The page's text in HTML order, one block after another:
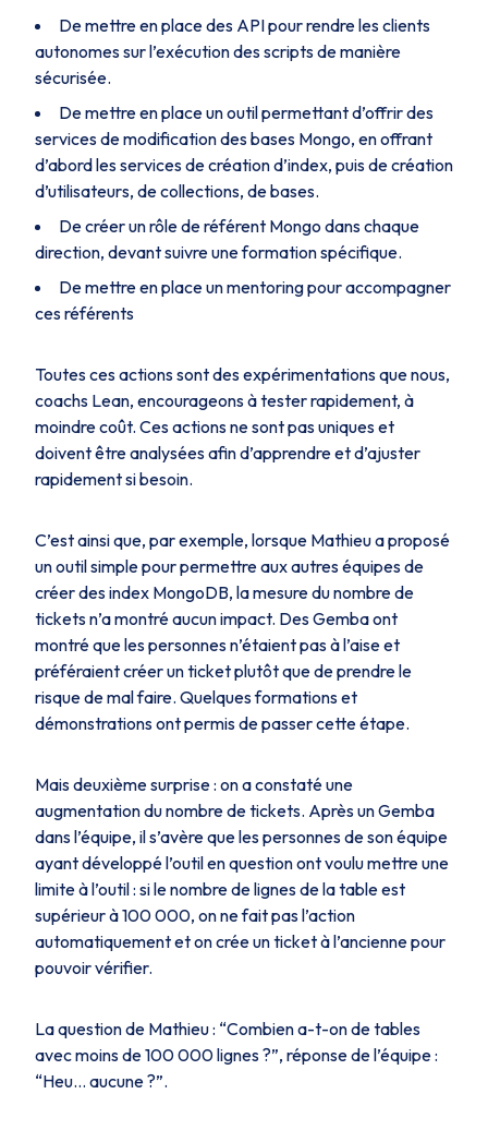
De mettre en place des API pour rendre les clients
autonomes sur l’exécution des scripts de manière
sécurisée.
De mettre en place un outil permettant d’offrir des
services de modification des bases Mongo, en offrant
d’abord les services de création d’index, puis de création
d’utilisateurs, de collections, de bases.
De créer un rôle de référent Mongo dans chaque
direction, devant suivre une formation spécifique.
De mettre en place un mentoring pour accompagner
ces référents
Toutes ces actions sont des expérimentations que nous,
coachs Lean, encourageons à tester rapidement, à
moindre coût. Ces actions ne sont pas uniques et
doivent être analysées afin d’apprendre et d’ajuster
rapidement si besoin.
C’est ainsi que, par exemple, lorsque Mathieu a proposé
un outil simple pour permettre aux autres équipes de
créer des index MongoDB, la mesure du nombre de
tickets n’a montré aucun impact. Des Gemba ont
montré que les personnes n’étaient pas à l’aise et
préféraient créer un ticket plutôt que de prendre le
risque de mal faire. Quelques formations et
démonstrations ont permis de passer cette étape.
Mais deuxième surprise : on a constaté une
augmentation du nombre de tickets. Après un Gemba
dans l’équipe, il s’avère que les personnes de son équipe
ayant développé l’outil en question ont voulu mettre une
limite à l’outil : si le nombre de lignes de la table est
supérieur à 100 000, on ne fait pas l’action
automatiquement et on crée un ticket à l’ancienne pour
pouvoir vérifier.
La question de Mathieu : “Combien a-t-on de tables
avec moins de 100 000 lignes ?”, réponse de l’équipe :
“Heu… aucune ?”.